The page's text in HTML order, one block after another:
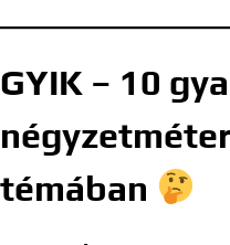
GYIK – 10
témában